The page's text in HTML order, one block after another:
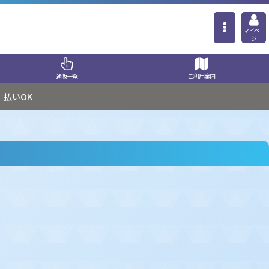
マイペー
ジ
通販一覧 ご利用案内
払いOK